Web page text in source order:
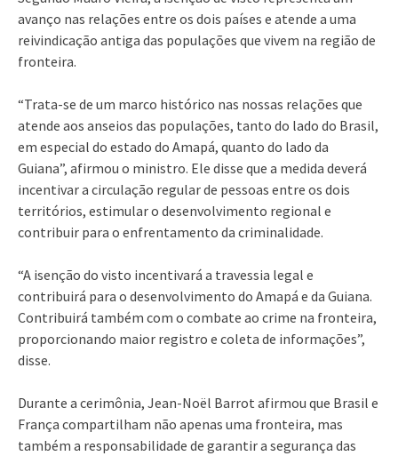
avanço nas relações entre os dois países e atende a uma
reivindicação antiga das populações que vivem na região de
fronteira.
“Trata-se de um marco histórico nas nossas relações que
atende aos anseios das populações, tanto do lado do Brasil,
em especial do estado do Amapá, quanto do lado da
Guiana”, afirmou o ministro. Ele disse que a medida deverá
incentivar a circulação regular de pessoas entre os dois
territórios, estimular o desenvolvimento regional e
contribuir para o enfrentamento da criminalidade.
“A isenção do visto incentivará a travessia legal e
contribuirá para o desenvolvimento do Amapá e da Guiana.
Contribuirá também com o combate ao crime na fronteira,
proporcionando maior registro e coleta de informações”,
disse.
Durante a cerimônia, Jean-Noël Barrot afirmou que Brasil e
França compartilham não apenas uma fronteira, mas
também a responsabilidade de garantir a segurança das